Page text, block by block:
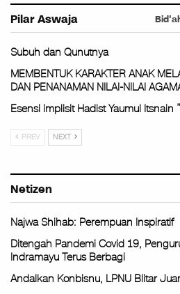
Pilar Aswaja
Subuh dan Qunutnya
MEMBENTUK KARAKTER ANAK
DAN PENANAMAN NILAI-NILAI
Esensi implisit Hadist Yaumul Itsnain
PREV NEXT
Netizen
Najwa Shihab: Perempuan Inspiratif
Ditengah Pandemi Covid 19,
Indramayu Terus Berbagi
Andalkan Konbisnu, LPNU Blitar